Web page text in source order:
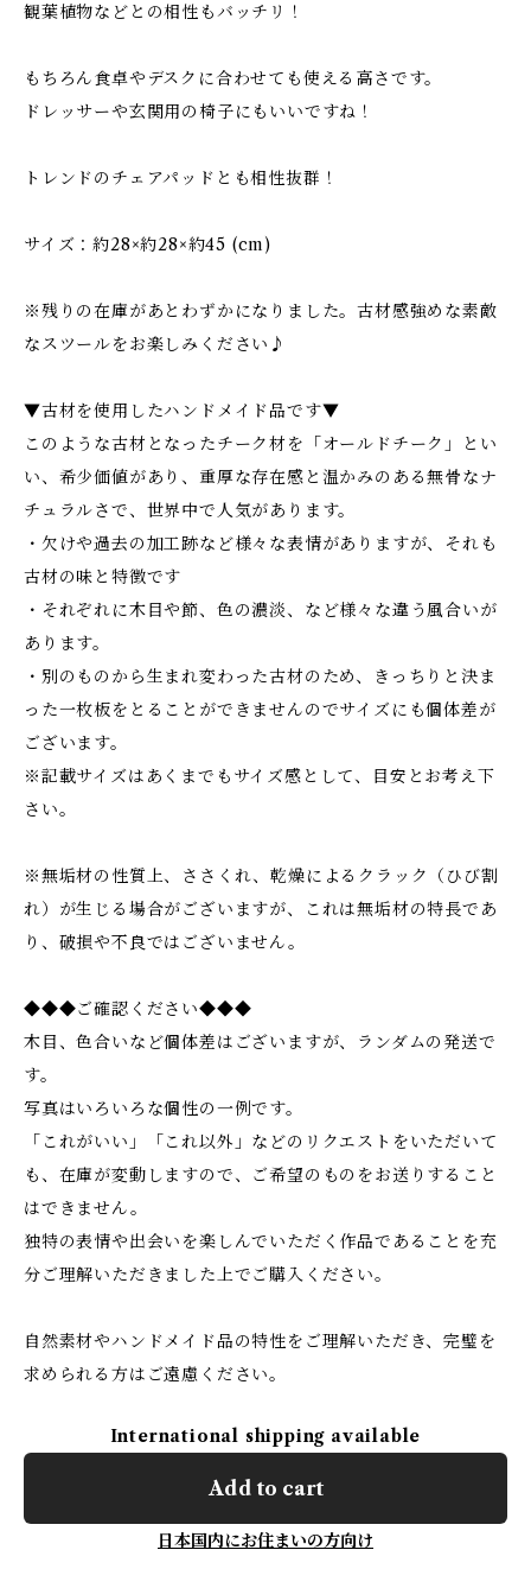
観葉植物などとの相性もバッチリ！
もちろん食卓やデスクに合わせても使える高さです。
ドレッサーや玄関用の椅子にもいいですね！
トレンドのチェアパッドとも相性抜群！
サイズ：約28×約28×約45 (cm)
※残りの在庫があとわずかになりました。古材感強めな素敵
なスツールをお楽しみください♪
▼古材を使用したハンドメイド品です▼
このような古材となったチーク材を「オールドチーク」とい
い、希少価値があり、重厚な存在感と温かみのある無骨なナ
チュラルさで、世界中で人気があります。
・欠けや過去の加工跡など様々な表情がありますが、それも
古材の味と特徴です
・それぞれに木目や節、色の濃淡、など様々な違う風合いが
あります。
・別のものから生まれ変わった古材のため、きっちりと決ま
った一枚板をとることができませんのでサイズにも個体差が
ございます。
※記載サイズはあくまでもサイズ感として、目安とお考え下
さい。
※無垢材の性質上、ささくれ、乾燥によるクラック（ひび割
れ）が生じる場合がございますが、これは無垢材の特長であ
り、破損や不良ではございません。
◆◆◆ご確認ください◆◆◆
木目、色合いなど個体差はございますが、ランダムの発送で
す。
写真はいろいろな個性の一例です。
「これがいい」「これ以外」などのリクエストをいただいて
も、在庫が変動しますので、ご希望のものをお送りすること
はできません。
独特の表情や出会いを楽しんでいただく作品であることを充
分ご理解いただきました上でご購入ください。
自然素材やハンドメイド品の特性をご理解いただき、完璧を
求められる方はご遠慮ください。
International shipping available
Add to cart
日本国内にお住まいの方向け